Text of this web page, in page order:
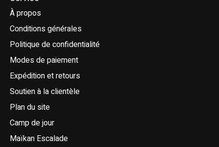
À propos
Conditions générales
Politique de confidentialité
Modes de paiement
Expédition et retours
Soutien à la clientèle
Plan du site
Camp de jour
Maïkan Escalade